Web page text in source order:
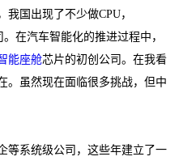
我国出现了不少做CPU，
在汽车智能化的推进过程中，
能座舱芯片的初创公司。在我看
。虽然现在面临很多挑战，但中
系统级公司，这些年建立了一